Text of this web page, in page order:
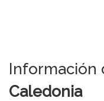
Información
Caledonia